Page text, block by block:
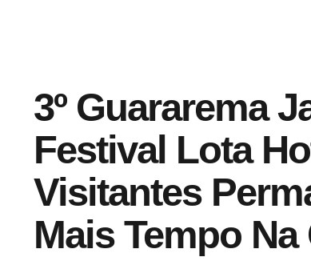
3º Guararema
Festival Lota
Visitantes
Mais Tempo Na